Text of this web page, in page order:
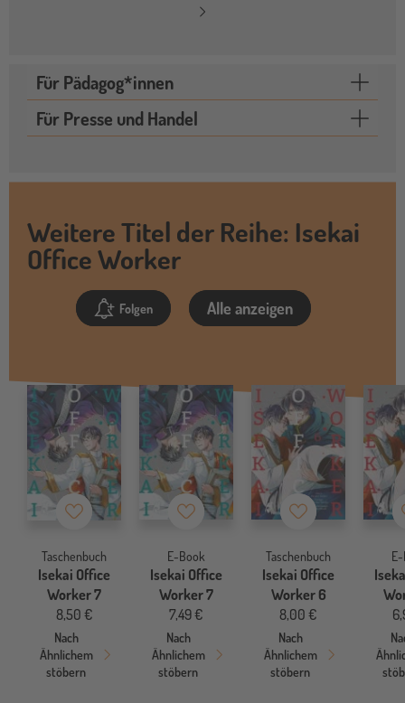
Für Pädagog*innen
Für Presse und Handel
Weitere Titel der Reihe: Isekai
Office Worker
Folgen Alle anzeigen
Merkzettel
Taschenbuch
Isekai Office
Worker 7
8,50 €
Nach
Ähnlichem
stöbern
Merkzettel
E-Book
Isekai Office
Worker 7
7,49 €
Nach
Ähnlichem
stöbern
Merkzettel
Taschenbuch
Isekai Office
Worker 6
8,00 €
Nach
Ähnlichem
stöbern